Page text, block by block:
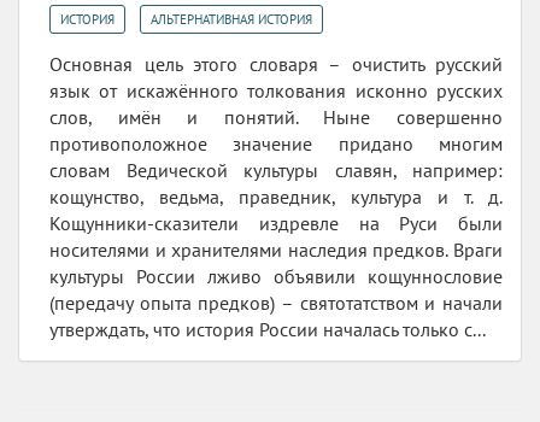
ИСТОРИЯ АЛЬТЕРНАТИВНАЯ ИСТОРИЯ
Основная цель этого словаря – очистить русский
язык от искажённого толкования исконно русских
слов, имён и понятий. Ныне совершенно
противоположное значение придано многим
словам Ведической культуры славян, например:
кощунство, ведьма, праведник, культура и т. д.
Кощунники-сказители издревле на Руси были
носителями и хранителями наследия предков. Враги
культуры России лживо объявили кощуннословие
(передачу опыта предков) – святотатством и начали
утверждать, что история России началась только с...